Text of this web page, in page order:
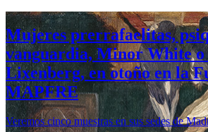
Mujeres prerrafaelitas,
vanguardia, Minor White o
Lixenberg, en otoño en la
MAPFRE
Veremos cinco muestras en sus sedes de